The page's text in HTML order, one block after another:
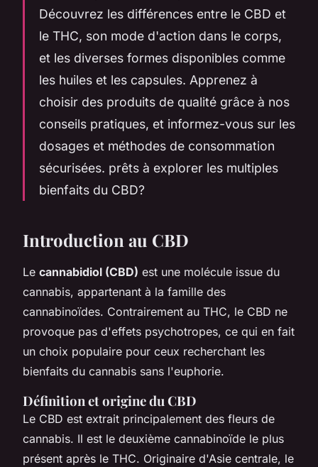
Découvrez les différences entre le CBD et
le THC, son mode d'action dans le corps,
et les diverses formes disponibles comme
les huiles et les capsules. Apprenez à
choisir des produits de qualité grâce à nos
conseils pratiques, et informez-vous sur les
dosages et méthodes de consommation
sécurisées. prêts à explorer les multiples
bienfaits du CBD?
Introduction au CBD
Le cannabidiol (CBD) est une molécule issue du
cannabis, appartenant à la famille des
cannabinoïdes. Contrairement au THC, le CBD ne
provoque pas d'effets psychotropes, ce qui en fait
un choix populaire pour ceux recherchant les
bienfaits du cannabis sans l'euphorie.
Définition et origine du CBD
Le CBD est extrait principalement des fleurs de
cannabis. Il est le deuxième cannabinoïde le plus
présent après le THC. Originaire d'Asie centrale, le